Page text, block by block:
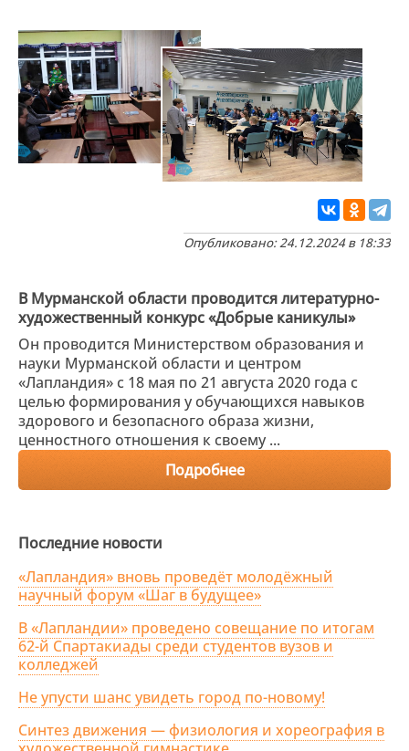
Опубликовано: 24.12.2024 в 18:33
В Мурманской области проводится литературно-
художественный конкурс «Добрые каникулы»
Он проводится Министерством образования и
науки Мурманской области и центром
«Лапландия» с 18 мая по 21 августа 2020 года с
целью формирования у обучающихся навыков
здорового и безопасного образа жизни,
ценностного отношения к своему ...
Подробнее
Последние новости
«Лапландия» вновь проведёт молодёжный
научный форум «Шаг в будущее»
В «Лапландии» проведено совещание по итогам
62-й Спартакиады среди студентов вузов и
колледжей
Не упусти шанс увидеть город по-новому!
Синтез движения — физиология и хореография в